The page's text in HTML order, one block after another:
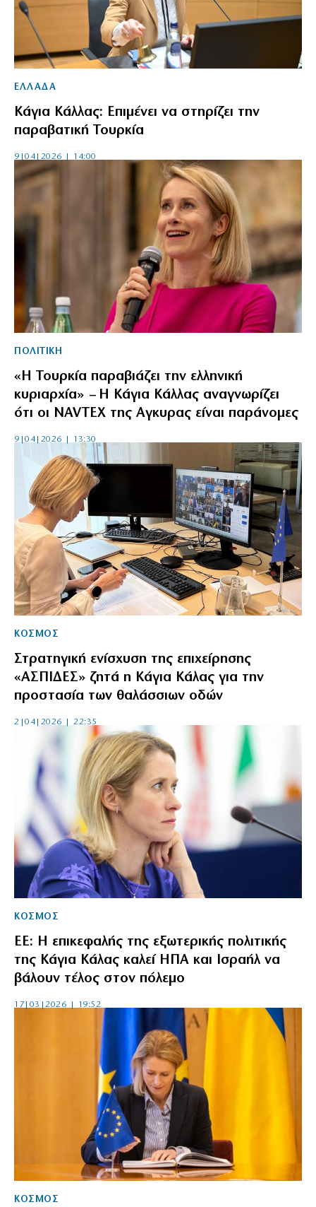
ΕΛΛΑΔΑ
Κάγια Κάλλας: Επιμένει να στηρίζει την
παραβατική Τουρκία
9|04|2026 | 14:00
ΠΟΛΙΤΙΚΗ
«Η Τουρκία παραβιάζει την ελληνική
κυριαρχία» – Η Κάγια Κάλλας αναγνωρίζει
ότι οι NAVTEX της Αγκυρας είναι παράνομες
9|04|2026 | 13:30
ΚΟΣΜΟΣ
Στρατηγική ενίσχυση της επιχείρησης
«ΑΣΠΙΔΕΣ» ζητά η Κάγια Κάλας για την
προστασία των θαλάσσιων οδών
2|04|2026 | 22:35
ΚΟΣΜΟΣ
ΕΕ: Η επικεφαλής της εξωτερικής πολιτικής
της Κάγια Κάλας καλεί ΗΠΑ και Ισραήλ να
βάλουν τέλος στον πόλεμο
17|03|2026 | 19:52
ΚΟΣΜΟΣ